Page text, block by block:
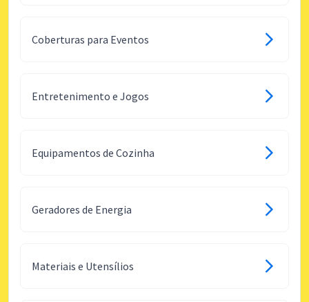
Coberturas para Eventos
Entretenimento e Jogos
Equipamentos de Cozinha
Geradores de Energia
Materiais e Utensílios